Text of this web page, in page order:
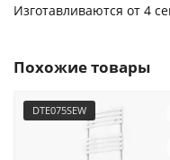
Изготавливаются от 4
Похожие товары
DTE075SEW